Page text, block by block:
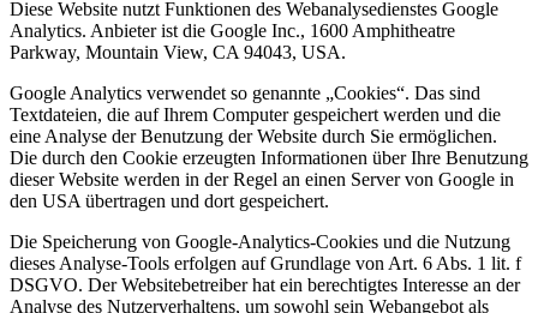
Diese Website nutzt Funktionen des Webanalysedienstes Google
Analytics. Anbieter ist die Google Inc., 1600 Amphitheatre
Parkway, Mountain View, CA 94043, USA.
Google Analytics verwendet so genannte „Cookies“. Das sind
Textdateien, die auf Ihrem Computer gespeichert werden und die
eine Analyse der Benutzung der Website durch Sie ermöglichen.
Die durch den Cookie erzeugten Informationen über Ihre Benutzung
dieser Website werden in der Regel an einen Server von Google in
den USA übertragen und dort gespeichert.
Die Speicherung von Google-Analytics-Cookies und die Nutzung
dieses Analyse-Tools erfolgen auf Grundlage von Art. 6 Abs. 1 lit. f
DSGVO. Der Websitebetreiber hat ein berechtigtes Interesse an der
Analyse des Nutzerverhaltens, um sowohl sein Webangebot als